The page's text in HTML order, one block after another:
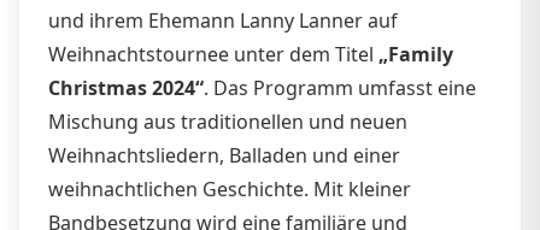
und ihrem Ehemann Lanny Lanner auf
Weihnachtstournee unter dem Titel „Family
Christmas 2024“. Das Programm umfasst eine
Mischung aus traditionellen und neuen
Weihnachtsliedern, Balladen und einer
weihnachtlichen Geschichte. Mit kleiner
Bandbesetzung wird eine familiäre und